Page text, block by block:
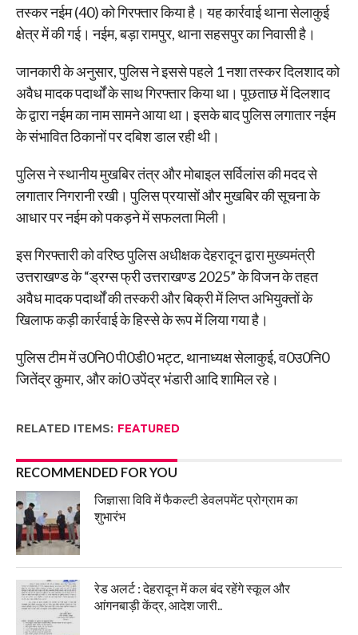
तस्कर नईम (40) को गिरफ्तार किया है। यह कार्रवाई थाना सेलाकुई
क्षेत्र में की गई। नईम, बड़ा रामपुर, थाना सहसपुर का निवासी है।
जानकारी के अनुसार, पुलिस ने इससे पहले 1 नशा तस्कर दिलशाद को
अवैध मादक पदार्थों के साथ गिरफ्तार किया था। पूछताछ में दिलशाद
के द्वारा नईम का नाम सामने आया था। इसके बाद पुलिस लगातार नईम
के संभावित ठिकानों पर दबिश डाल रही थी।
पुलिस ने स्थानीय मुखबिर तंत्र और मोबाइल सर्विलांस की मदद से
लगातार निगरानी रखी। पुलिस प्रयासों और मुखबिर की सूचना के
आधार पर नईम को पकड़ने में सफलता मिली।
इस गिरफ्तारी को वरिष्ठ पुलिस अधीक्षक देहरादून द्वारा मुख्यमंत्री
उत्तराखण्ड के “ड्रग्स फ्री उत्तराखण्ड 2025” के विजन के तहत
अवैध मादक पदार्थों की तस्करी और बिक्री में लिप्त अभियुक्तों के
खिलाफ कड़ी कार्रवाई के हिस्से के रूप में लिया गया है।
पुलिस टीम में उ0नि0 पी0डी0 भट्ट, थानाध्यक्ष सेलाकुई, व0उ0नि0
जितेंद्र कुमार, और कां0 उपेंद्र भंडारी आदि शामिल रहे।
RELATED ITEMS: FEATURED
RECOMMENDED FOR YOU
जिज्ञासा विवि में फैकल्टी डेवलपमेंट प्रोग्राम का
शुभारंभ
रेड अलर्ट : देहरादून में कल बंद रहेंगे स्कूल और
आंगनबाड़ी केंद्र, आदेश जारी..